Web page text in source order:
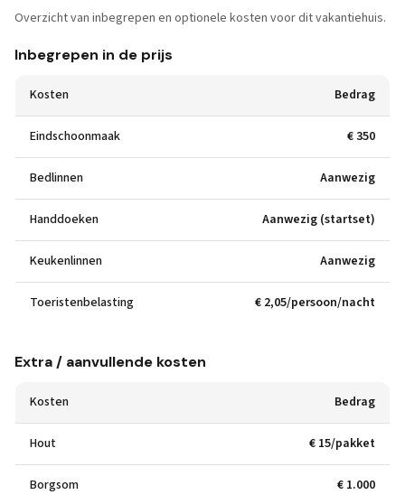
Overzicht van inbegrepen en optionele kosten voor dit vakantiehuis.
Inbegrepen in de prijs
Kosten Bedrag
Eindschoonmaak € 350
Bedlinnen Aanwezig
Handdoeken Aanwezig (startset)
Keukenlinnen Aanwezig
Toeristenbelasting € 2,05/persoon/nacht
Extra / aanvullende kosten
Kosten Bedrag
Hout € 15/pakket
Borgsom € 1.000